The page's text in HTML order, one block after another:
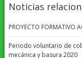
Noticias
PROYECTO FORMATIVO
Periodo voluntario de
mecánica y basura 2020